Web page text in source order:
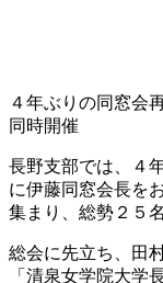
４年ぶりの同窓会
同時開催
長野支部では、４
に伊藤同窓会長を
集まり、総勢２５
総会に先立ち、田
「清泉女学院大学